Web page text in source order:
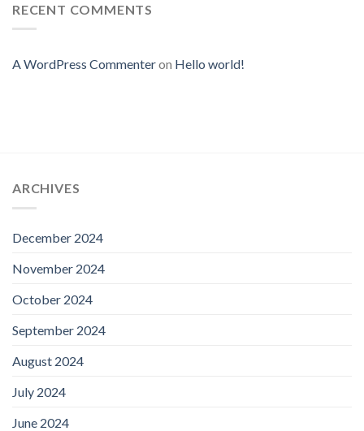
RECENT COMMENTS
A WordPress Commenteron Hello world!
ARCHIVES
December 2024
November 2024
October 2024
September 2024
August 2024
July 2024
June 2024